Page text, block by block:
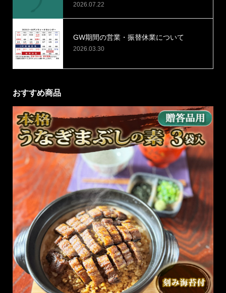
2026.07.22
GW期間の営業・振替休業について
2026.03.30
おすすめ商品